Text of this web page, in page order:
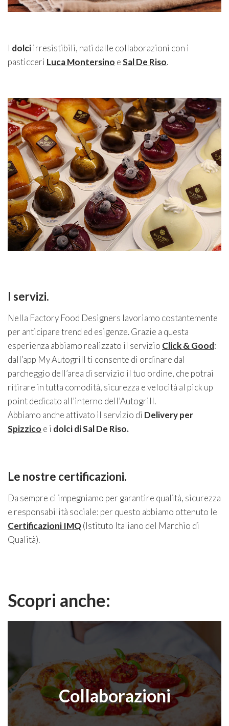
I dolciirresistibili, nati dalle collaborazioni con i
pasticceri Luca Montersino eSal De Riso.
I servizi.
Nella Factory Food Designers lavoriamo costantemente
per anticipare trend ed esigenze. Grazie a questa
esperienza abbiamo realizzato il servizio Click & Good:
dall’app My Autogrill ti consente di ordinare dal
parcheggio dell’area di servizio il tuo ordine, che potrai
ritirare in tutta comodità, sicurezza e velocità al pick up
point dedicato all’interno dell’Autogrill.
Abbiamo anche attivato il servizio di Delivery per
Spizzico e i dolci di Sal De Riso.
Le nostre certificazioni.
Da sempre ci impegniamo per garantire qualità, sicurezza
e responsabilità sociale: per questo abbiamo ottenuto le
Certificazioni IMQ(Istituto Italiano del Marchio di
Qualità).
Scopri anche:
Collaborazioni